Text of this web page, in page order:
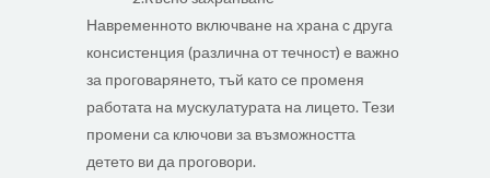
Навременното включване на храна с друга
консистенция (различна от течност) е важно
за проговарянето, тъй като се променя
работата на мускулатурата на лицето. Тези
промени са ключови за възможността
детето ви да проговори.